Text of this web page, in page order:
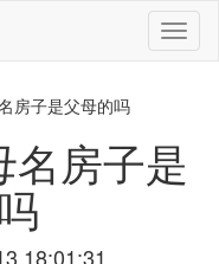
切
换
房子是父母的吗
名房子是
18:01:31